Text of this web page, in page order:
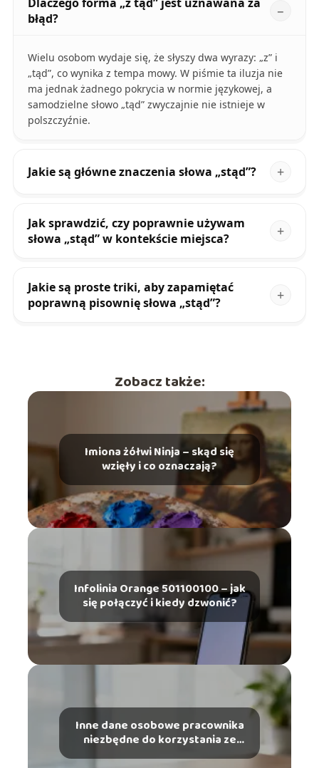
błąd?
Wielu osobom wydaje się, że słyszy dwa wyrazy: „z” i
„tąd”, co wynika z tempa mowy. W piśmie ta iluzja nie
ma jednak żadnego pokrycia w normie językowej, a
samodzielne słowo „tąd” zwyczajnie nie istnieje w
polszczyźnie.
Jakie są główne znaczenia słowa „stąd”?
Jak sprawdzić, czy poprawnie używam
słowa „stąd” w kontekście miejsca?
Jakie są proste triki, aby zapamiętać
poprawną pisownię słowa „stąd”?
Zobacz także:
Imiona żółwi Ninja – skąd się
wzięły i co oznaczają?
Infolinia Orange 501100100 – jak
się połączyć i kiedy dzwonić?
Inne dane osobowe pracownika
niezbędne do korzystania ze
szczególnych uprawnień – co